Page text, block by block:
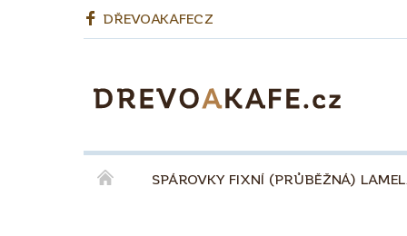
DŘEVOAKAFECZ
SPÁROVKY FIXNÍ (PRŮBĚŽNÁ)